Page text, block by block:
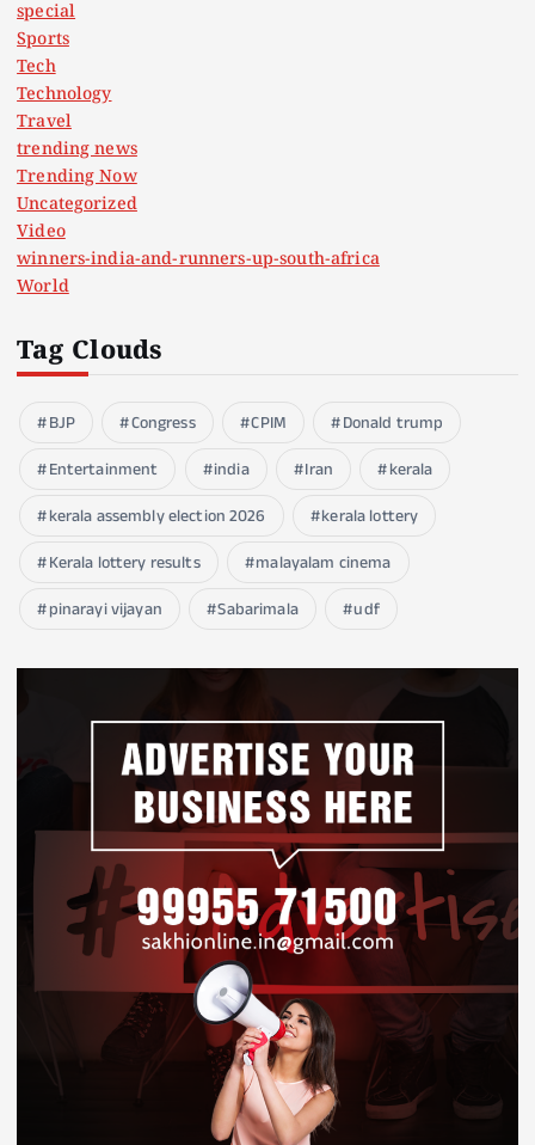
special
Sports
Tech
Technology
Travel
trending news
Trending Now
Uncategorized
Video
winners-india-and-runners-up-south-africa
World
Tag Clouds
BJP Congress CPIM
Donald trump
Entertainment
india Iran
kerala
kerala assembly election 2026
kerala lottery
Kerala lottery results
malayalam cinema
pinarayi vijayan
Sabarimala udf